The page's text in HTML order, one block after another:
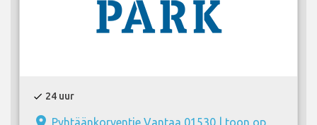
check 24 uur
Pyhtäänkorventie Vantaa 01530 | toon op